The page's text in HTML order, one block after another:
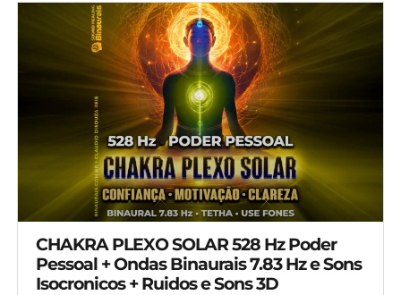
CHAKRA PLEXO SOLAR 528 Hz Poder
Pessoal + Ondas Binaurais 7.83 Hz e Sons
Isocronicos + Ruidos e Sons 3D